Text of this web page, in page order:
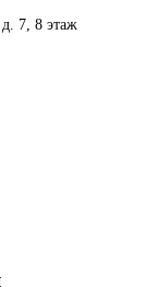
7, 8 этаж